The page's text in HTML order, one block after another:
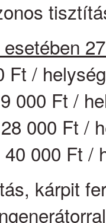
Ft / helység
000 Ft /
000 Ft /
000 Ft /
kárpit